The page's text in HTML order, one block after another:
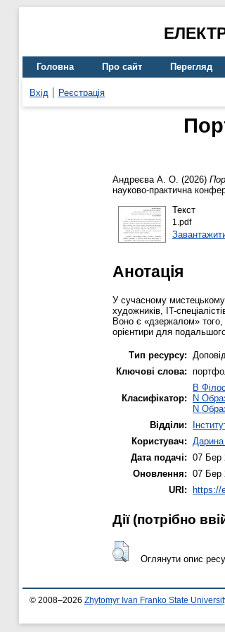
Головна Про сайт Перегляд
Вхід Реєстрація
Андреєва А. О. (2026)
науково-практична
Текст
1.pdf
Анотація
У сучасному мистецькому
художників, IT-
Воно є «дзеркалом»
орієнтири для
Тип ресурсу:
Ключові слова:
Класифікатор:
B
N
N
Відділи:
Користувач:
Дата подачі: 07 Бер
Оновлення: 07 Бер
URI: https://
Дії ​​(потрібно
Оглянути опис
© 2008–2026 Zhytomyr Ivan Franko State